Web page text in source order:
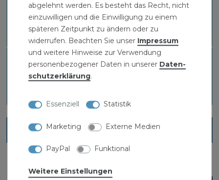
BIEGERADIUS
Download
PAS-ZERTIFIKAT
Download
Ähnliche Artikel
abgelehnt werden. Es besteht das Recht, nicht
einzuwilligen und die Einwilligung zu einem
späteren Zeitpunkt zu ändern oder zu
widerrufen. Beachten Sie unser Impressum
und weitere Hinweise zur Verwendung
personenbezogener Daten in unserer Daten­
schutz­erklärung.
Essenziell Statistik
Marketing Externe Medien
PayPal Funktional
Weitere Einstellungen